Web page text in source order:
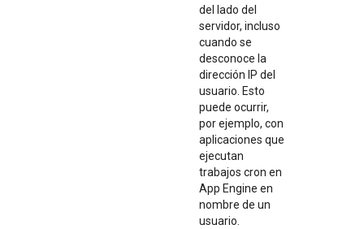
del lado del
servidor, incluso
cuando se
desconoce la
dirección IP del
usuario. Esto
puede ocurrir,
por ejemplo, con
aplicaciones que
ejecutan
trabajos cron en
App Engine en
nombre de un
usuario.